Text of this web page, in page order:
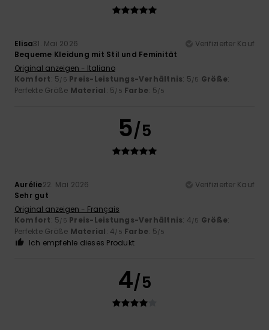
Elisa31. Mai 2026
Verifizierter Kauf
Bequeme Kleidung mit Stil und Feminität
Original anzeigen - Italiano
Komfort: 5/5 Preis-Leistungs-Verhältnis: 5/5 Größe:
Perfekte Größe Material: 5/5 Farbe: 5/5
5/5
Aurélie22. Mai 2026
Verifizierter Kauf
Sehr gut
Original anzeigen - Français
Komfort: 5/5 Preis-Leistungs-Verhältnis: 4/5 Größe:
Perfekte Größe Material: 4/5 Farbe: 5/5
Ich empfehle dieses Produkt
4/5